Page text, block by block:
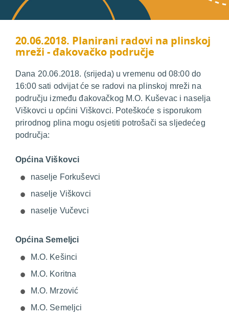
20.06.2018. Planirani radovi na plinskoj
mreži - đakovačko područje
Dana 20.06.2018. (srijeda) u vremenu od 08:00 do
16:00 sati odvijat će se radovi na plinskoj mreži na
području između đakovačkog M.O. Kuševac i naselja
Viškovci u općini Viškovci. Poteškoće s isporukom
prirodnog plina mogu osjetiti potrošači sa sljedećeg
područja:
Općina Viškovci
naselje Forkuševci
naselje Viškovci
naselje Vučevci
Općina Semeljci
M.O. Kešinci
M.O. Koritna
M.O. Mrzović
M.O. Semeljci